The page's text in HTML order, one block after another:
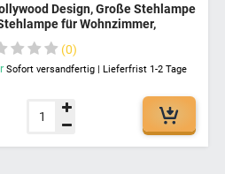
Design, Große Stehlampe
für Wohnzimmer,
massiv aus Eisen, Designer
0
Sofort versandfertig | Lieferfrist 1-2 Tage